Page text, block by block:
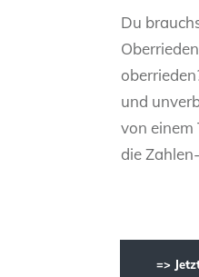
Du
und
von einem
die
=>